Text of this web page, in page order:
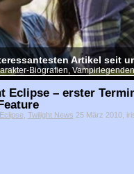
Artikel seit
Biografien,
Eclipse – erster
, Twilight News 25 März 2010,